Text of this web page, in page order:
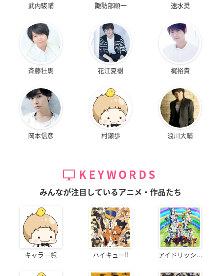
武内駿輔 諏訪部順一 速水奨
斉藤壮馬 花江夏樹 梶裕貴
岡本信彦 村瀬歩 浪川大輔
KEYWORDS
みんなが注目しているアニメ・作品たち
キャラ一覧 ハイキュー!! アイドリッシ...